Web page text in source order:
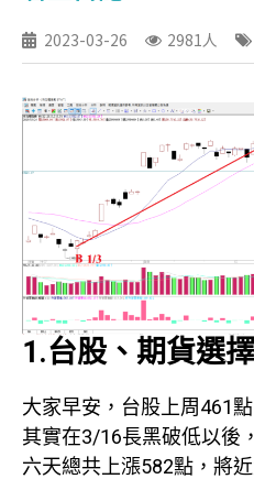
2023-03-26 2981人
1.台股、期貨選
大家早安，台股上周461
其實在3/16長黑破低以後
六天總共上漲582點，將